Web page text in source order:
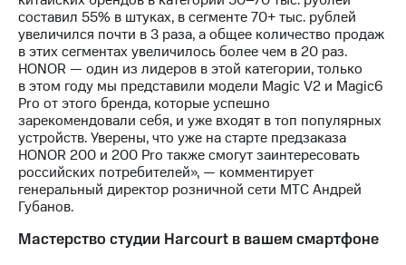
и
аудит
Рынок
акций
Описание
Программа
приобретения
Порядок
выкупа
акций
Дивиденды
составил 55% в штуках, в сегменте 70+ тыс. рублей
увеличился почти в 3 раза, а общее количество продаж
в этих сегментах увеличилось более чем в 20 раз.
HONOR — один из лидеров в этой категории, только
в этом году мы представили модели Magic V2 и Magic6
Pro от этого бренда, которые успешно
зарекомендовали себя, и уже входят в топ популярных
устройств. Уверены, что уже на старте предзаказа
HONOR 200 и 200 Pro также смогут заинтересовать
российских потребителей», — комментирует
генеральный директор розничной сети МТС Андрей
Губанов.
Мастерство студии Harcourt в вашем смартфоне